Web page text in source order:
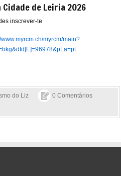
Cidade de Leiria 2026
inscrever-te
www.myrcm.ch/myrcm/main?
do Liz 0 Comentários